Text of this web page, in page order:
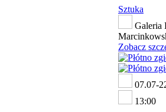
Sztuka
Galeria
Zobacz
07.07-
13:00